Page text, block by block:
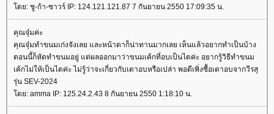
โดย: ชู-ก้า-ซาวร์ IP: 124.121.121.87 7 กันยายน 2550 17:09:35 น.
คุณจุ๋มค่ะ
คุณจุ๋มทำขนมเก่งจังเลย และหน้าตาก็น่าทานมากเลย เห็นแล้วอยากทำเป็นบ้าง
ตอนนี้ก็หัดทำขนมอยู่ แต่ผลออกมาว่าขนมเค้กที่อบเป็นไตค่ะ อยากรู้วิธีทำขนม
เค้กไม่ให้เป็นไตค่ะ ไม่รู้ว่าจะเกี่ยวกับเตาอบหรือเปล่า พอดีเพิ่งซื้อเตาอบจากวีรสุ
รุ่น SEV-2024
โดย: amma IP: 125.24.2.43 8 กันยายน 2550 1:18:10 น.